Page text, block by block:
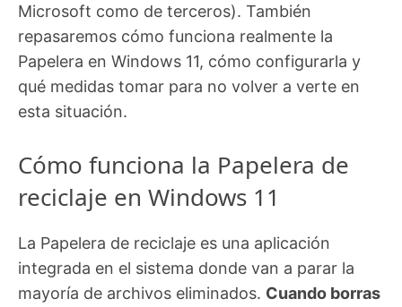
Microsoft como de terceros). También
repasaremos cómo funciona realmente la
Papelera en Windows 11, cómo configurarla y
qué medidas tomar para no volver a verte en
esta situación.
Cómo funciona la Papelera de
reciclaje en Windows 11
La Papelera de reciclaje es una aplicación
integrada en el sistema donde van a parar la
mayoría de archivos eliminados. Cuando borras